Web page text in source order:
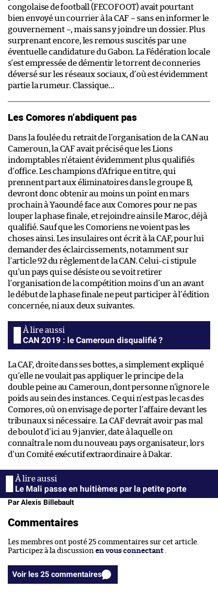
congolaise de football (FECOFOOT) avait pourtant
bien envoyé un courrier à la CAF – sans en informer le
gouvernement –, mais sans y joindre un dossier. Plus
surprenant encore, les remous suscités par une
éventuelle candidature du Gabon. La Fédération locale
s’est empressée de démentir le torrent de conneries
déversé sur les réseaux sociaux, d’où est évidemment
partie la rumeur. Classique…
Les Comores n’abdiquent pas
Dans la foulée du retrait de l’organisation de la CAN au
Cameroun, la CAF avait précisé que les Lions
indomptables n’étaient évidemment plus qualifiés
d’office. Les champions d’Afrique en titre, qui
prennent part aux éliminatoires dans le groupe B,
devront donc obtenir au moins un point en mars
prochain à Yaoundé face aux Comores pour ne pas
louper la phase finale, et rejoindre ainsi le Maroc, déjà
qualifié. Sauf que les Comoriens ne voient pas les
choses ainsi. Les insulaires ont écrit à la CAF, pour lui
demander des éclaircissements, notamment sur
l’article 92 du règlement de la CAN. Celui-ci stipule
qu’un pays qui se désiste ou se voit retirer
l’organisation de la compétition moins d’un an avant
le début de la phase finale ne peut participer à l’édition
concernée, ni aux deux suivantes.
CAN 2019 : le Cameroun disqualifié ?
La CAF, droite dans ses bottes, a simplement expliqué
qu’elle ne voulait pas appliquer le principe de la
double peine au Cameroun, dont personne n’ignore le
poids au sein des instances. Ce qui n’est pas le cas des
Comores, où on envisage de porter l’affaire devant les
tribunaux si nécessaire. La CAF devrait avoir pas mal
de boulot d’ici au 9 janvier, date à laquelle on
connaîtra le nom du nouveau pays organisateur, lors
d’un Comité exécutif extraordinaire à Dakar.
Le Mali passe en huitièmes par la petite porte
Par Alexis Billebault
Commentaires
Les membres ont posté 25 commentaires sur cet article.
Participez à la discussion en vous connectant .
Voir les 25 commentaires